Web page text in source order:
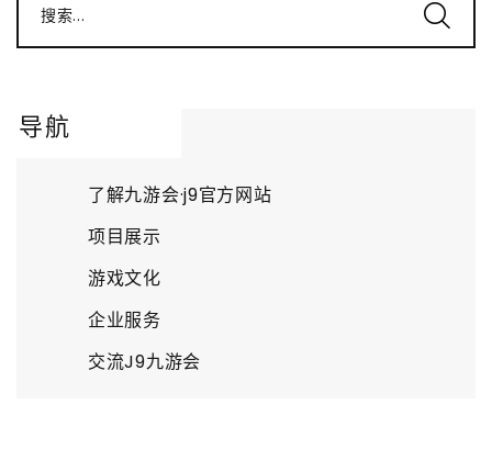
搜索...
导航
了解九游会·j9官方网站
项目展示
游戏文化
企业服务
交流J9九游会